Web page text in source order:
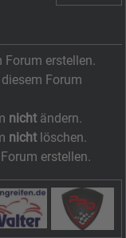
erstellen.
Forum
nicht ändern.
nicht löschen.
erstellen.